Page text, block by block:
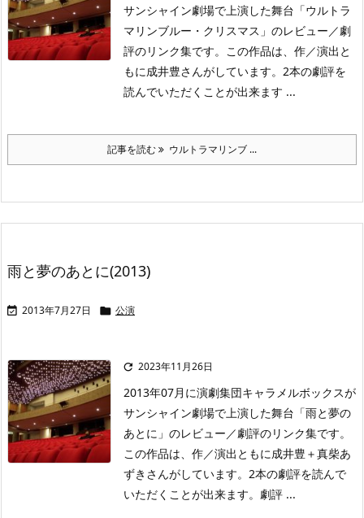
サンシャイン劇場で上演した舞台「ウルトラ
マリンブルー・クリスマス」のレビュー／劇
評のリンク集です。この作品は、作／演出と
もに成井豊さんがしています。2本の劇評を
読んでいただくことが出来ます ...
記事を読む ウルトラマリンブ ...
雨と夢のあとに(2013)
 2013年7月27日  公演
 2023年11月26日
2013年07月に演劇集団キャラメルボックスが
サンシャイン劇場で上演した舞台「雨と夢の
あとに」のレビュー／劇評のリンク集です。
この作品は、作／演出ともに成井豊＋真柴あ
ずきさんがしています。2本の劇評を読んで
いただくことが出来ます。劇評 ...